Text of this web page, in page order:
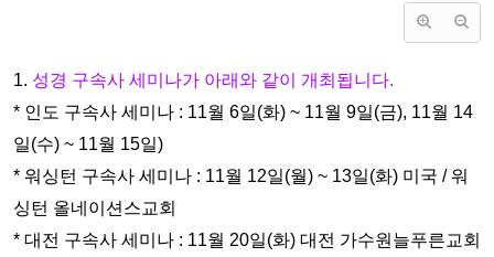
1. 성경 구속사 세미나가 아래와 같이 개최됩니다.
* 인도 구속사 세미나 : 11월 6일(화) ~ 11월 9일(금), 11월 14
일(수) ~ 11월 15일)
* 워싱턴 구속사 세미나 : 11월 12일(월) ~ 13일(화) 미국 / 워
싱턴 올네이션 스교회
* 대전 구속사 세미나 : 11월 20일(화) 대전 가수원늘푸른교회